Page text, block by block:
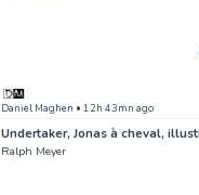
Daniel Maghen • 12h 43mn ago
Undertaker, Jonas à cheval,
Ralph Meyer